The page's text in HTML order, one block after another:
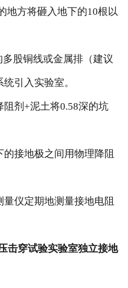
地方将砸入地下的10根以
多股铜线或金属排（建议
引入实验室。
剂+泥土将0.58深的坑
接地极之间用物理降阻
仪定期地测量接地电阻
击穿试验实验室独立接地